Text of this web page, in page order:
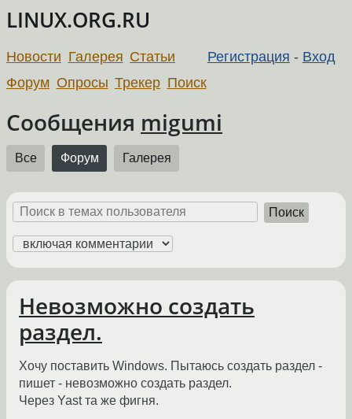
LINUX.ORG.RU
Регистрация - Вход
Новости Галерея Статьи
Форум Опросы Трекер Поиск
Сообщения migumi
Все Форум Галерея
Поиск
Невозможно создать
раздел.
Хочу поставить Windows. Пытаюсь создать раздел -
пишет - невозможно создать раздел.
Через Yast та же фигня.